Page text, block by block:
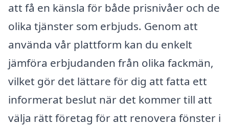
att få en känsla för både prisnivåer och de
olika tjänster som erbjuds. Genom att
använda vår plattform kan du enkelt
jämföra erbjudanden från olika fackmän,
vilket gör det lättare för dig att fatta ett
informerat beslut när det kommer till att
välja rätt företag för att renovera fönster i